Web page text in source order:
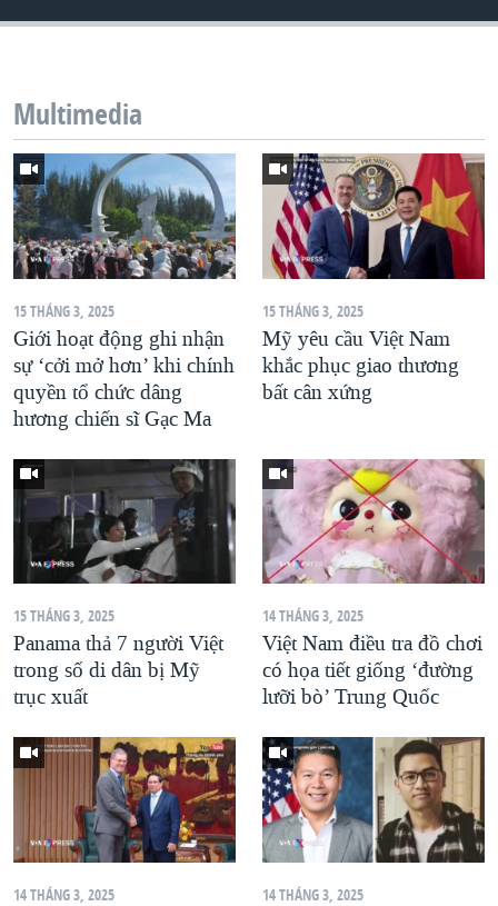
QUAN HỆ VIỆT MỸ
Multimedia
15 THÁNG 3, 2025
Giới hoạt động ghi nhận
sự ‘cởi mở hơn’ khi chính
quyền tổ chức dâng
hương chiến sĩ Gạc Ma
15 THÁNG 3, 2025
Mỹ yêu cầu Việt Nam
khắc phục giao thương
bất cân xứng
15 THÁNG 3, 2025
Panama thả 7 người Việt
trong số di dân bị Mỹ
trục xuất
14 THÁNG 3, 2025
Việt Nam điều tra đồ chơi
có họa tiết giống ‘đường
lưỡi bò’ Trung Quốc
14 THÁNG 3, 2025 14 THÁNG 3, 2025